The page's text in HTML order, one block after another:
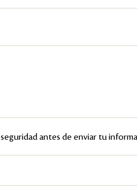
seguridad antes de enviar tu